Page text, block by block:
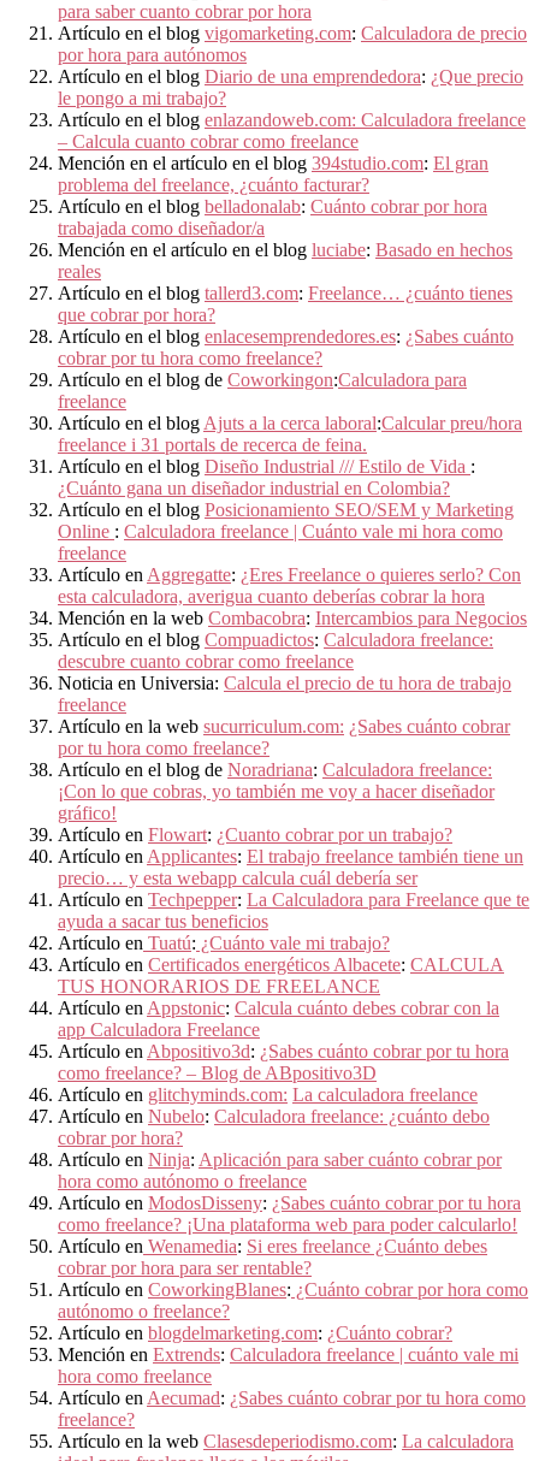
para saber cuanto cobrar por hora
Artículo en el blog vigomarketing.com: Calculadora de precio
por hora para autónomos
Artículo en el blog Diario de una emprendedora: ¿Que precio
le pongo a mi trabajo?
Artículo en el blog enlazandoweb.com: Calculadora freelance
– Calcula cuanto cobrar como freelance
Mención en el artículo en el blog 394studio.com: El gran
problema del freelance, ¿cuánto facturar?
Artículo en el blog belladonalab: Cuánto cobrar por hora
trabajada como diseñador/a
Mención en el artículo en el blog luciabe: Basado en hechos
reales
Artículo en el blog tallerd3.com: Freelance… ¿cuánto tienes
que cobrar por hora?
Artículo en el blog enlacesemprendedores.es: ¿Sabes cuánto
cobrar por tu hora como freelance?
Artículo en el blog de Coworkingon:Calculadora para
freelance
Artículo en el blog Ajuts a la cerca laboral:Calcular preu/hora
freelance i 31 portals de recerca de feina.
Artículo en el blog Diseño Industrial /// Estilo de Vida :
¿Cuánto gana un diseñador industrial en Colombia?
Artículo en el blog Posicionamiento SEO/SEM y Marketing
Online : Calculadora freelance | Cuánto vale mi hora como
freelance
Artículo en Aggregatte: ¿Eres Freelance o quieres serlo? Con
esta calculadora, averigua cuanto deberías cobrar la hora
Mención en la web Combacobra: Intercambios para Negocios
Artículo en el blog Compuadictos: Calculadora freelance:
descubre cuanto cobrar como freelance
Noticia en Universia: Calcula el precio de tu hora de trabajo
freelance
Artículo en la web sucurriculum.com: ¿Sabes cuánto cobrar
por tu hora como freelance?
Artículo en el blog de Noradriana: Calculadora freelance:
¡Con lo que cobras, yo también me voy a hacer diseñador
gráfico!
Artículo en Flowart: ¿Cuanto cobrar por un trabajo?
Artículo en Applicantes: El trabajo freelance también tiene un
precio… y esta webapp calcula cuál debería ser
Artículo en Techpepper: La Calculadora para Freelance que te
ayuda a sacar tus beneficios
Artículo en Tuatú: ¿Cuánto vale mi trabajo?
Artículo en Certificados energéticos Albacete: CALCULA
TUS HONORARIOS DE FREELANCE
Artículo en Appstonic: Calcula cuánto debes cobrar con la
app Calculadora Freelance
Artículo en Abpositivo3d: ¿Sabes cuánto cobrar por tu hora
como freelance? – Blog de ABpositivo3D
Artículo en glitchyminds.com: La calculadora freelance
Artículo en Nubelo: Calculadora freelance: ¿cuánto debo
cobrar por hora?
Artículo en Ninja: Aplicación para saber cuánto cobrar por
hora como autónomo o freelance
Artículo en ModosDisseny: ¿Sabes cuánto cobrar por tu hora
como freelance? ¡Una plataforma web para poder calcularlo!
Artículo en Wenamedia: Si eres freelance ¿Cuánto debes
cobrar por hora para ser rentable?
Artículo en CoworkingBlanes: ¿Cuánto cobrar por hora como
autónomo o freelance?
Artículo en blogdelmarketing.com: ¿Cuánto cobrar?
Mención en Extrends: Calculadora freelance | cuánto vale mi
hora como freelance
Artículo en Aecumad: ¿Sabes cuánto cobrar por tu hora como
freelance?
Artículo en la web Clasesdeperiodismo.com: La calculadora